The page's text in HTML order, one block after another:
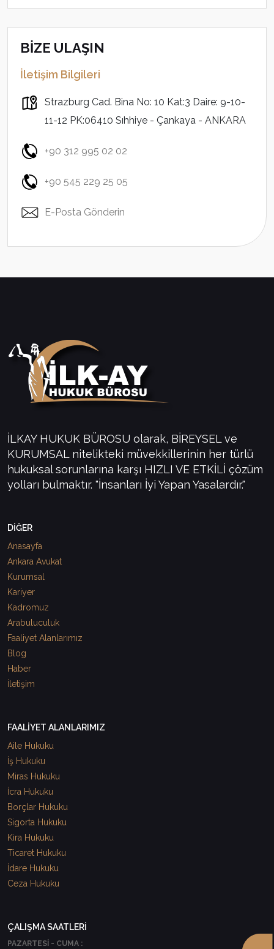
BİZE ULAŞIN
İletişim Bilgileri
Strazburg Cad. Bina No: 10 Kat:3 Daire: 9-10-
11-12 PK:06410 Sıhhiye - Çankaya - ANKARA
+90 312 995 02 02
+90 545 229 25 05
E-Posta Gönderin
İLKAY HUKUK BÜROSU olarak, BİREYSEL ve
KURUMSAL nitelikteki müvekkillerinin her türlü
hukuksal sorunlarına karşı HIZLI VE ETKİLİ çözüm
yolları bulmaktır. "İnsanları İyi Yapan Yasalardır."
DİĞER
Anasayfa
Ankara Avukat
Kurumsal
Kariyer
Kadromuz
Arabuluculuk
Faaliyet Alanlarımız
Blog
Haber
İletişim
FAALİYET ALANLARIMIZ
Aile Hukuku
İş Hukuku
Miras Hukuku
İcra Hukuku
Borçlar Hukuku
Sigorta Hukuku
Kira Hukuku
Ticaret Hukuku
İdare Hukuku
Ceza Hukuku
ÇALIŞMA SAATLERİ
PAZARTESİ - CUMA :